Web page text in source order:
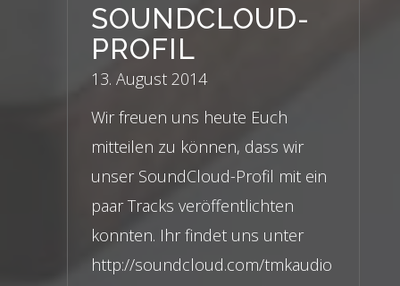
SOUNDCLOUD-
PROFIL
13. August 2014
Wir freuen uns heute Euch
mitteilen zu können, dass wir
unser SoundCloud-Profil mit ein
paar Tracks veröffentlichten
konnten. Ihr findet uns unter
http://soundcloud.com/tmkaudio